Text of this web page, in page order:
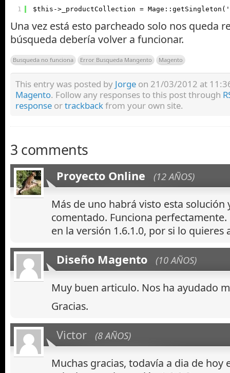
1 $this->_productCollection =
Una vez está esto parcheado solo nos queda
búsqueda debería volver a funcionar.
Busqueda no funciona Error Busqueda Mangento Magento
This entry was posted by Jorge on 21/03/2012 at
Magento. Follow any responses to this post through
response ortrackbackfrom your own site.
3 comments
Proyecto Online (12 AÑOS)
Más de uno habrá visto esta solución
comentado. Funciona
en la versión 1.6.1.0, por si lo quieres
Diseño Magento (10 AÑOS)
Muy buen articulo. Nos ha ayudado
Gracias.
Victor (8 AÑOS)
Muchas gracias, todavía a dia de hoy